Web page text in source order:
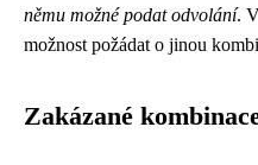
němu možné podat odvolání.
možnost požádat o jinou
Zakázané